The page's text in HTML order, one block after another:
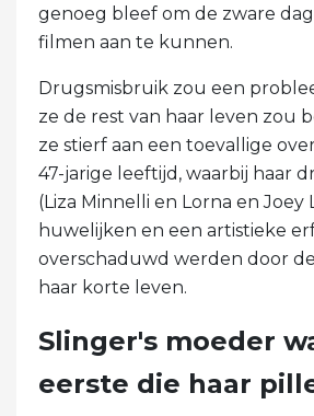
genoeg bleef om de zware
filmen aan te kunnen.
Drugsmisbruik zou een
ze de rest van haar leven zou
ze stierf aan een toevallige
47-jarige leeftijd, waarbij haar
(Liza Minnelli en Lorna en Joey
huwelijken en een artistieke
overschaduwd werden door
haar korte leven.
Slinger's moeder
eerste die haar